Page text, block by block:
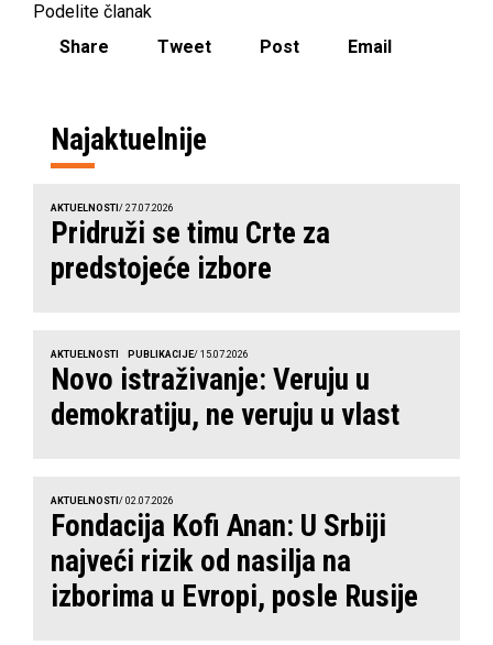
Podelite članak
Share
Tweet Post Email
Najaktuelnije
AKTUELNOSTI / 27.07.2026
Pridruži se timu Crte za
predstojeće izbore
AKTUELNOSTI PUBLIKACIJE/ 15.07.2026
Novo istraživanje: Veruju u
demokratiju, ne veruju u vlast
AKTUELNOSTI / 02.07.2026
Fondacija Kofi Anan: U Srbiji
najveći rizik od nasilja na
izborima u Evropi, posle Rusije